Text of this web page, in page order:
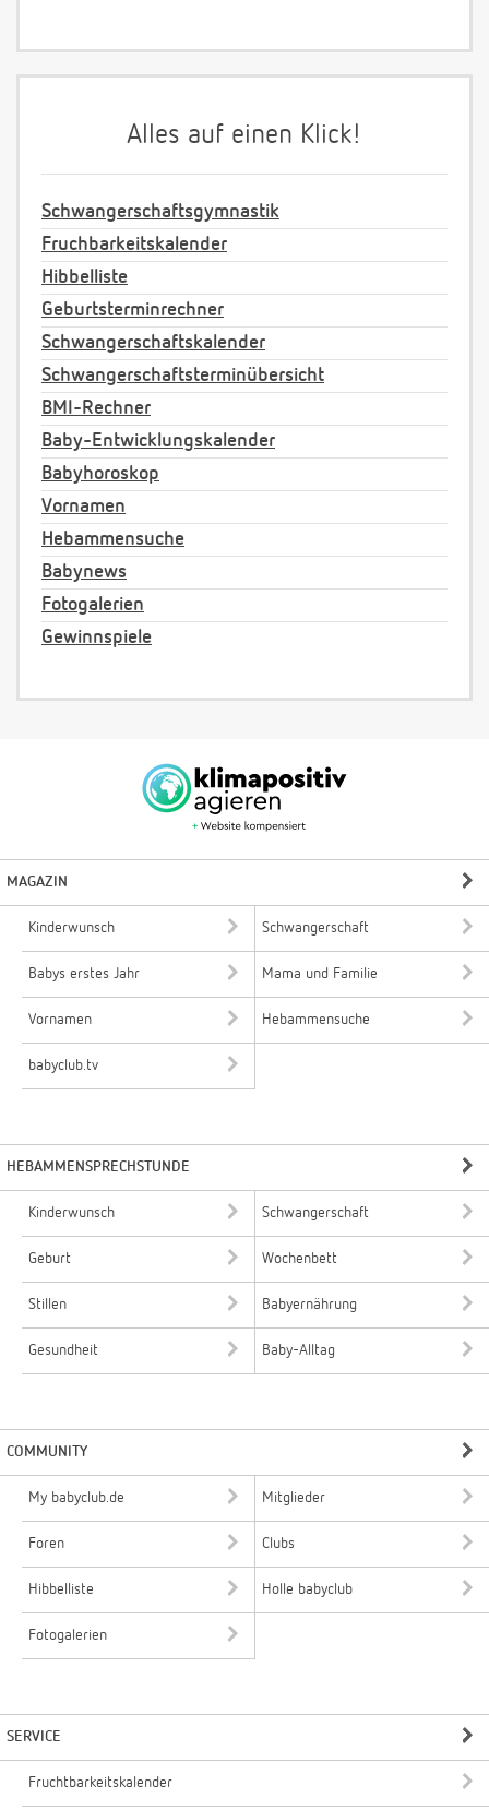
Alles auf einen Klick!
Schwangerschaftsgymnastik
Fruchbarkeitskalender
Hibbelliste
Geburtsterminrechner
Schwangerschaftskalender
Schwangerschaftsterminübersicht
BMI-Rechner
Baby-Entwicklungskalender
Babyhoroskop
Vornamen
Hebammensuche
Babynews
Fotogalerien
Gewinnspiele
MAGAZIN
Kinderwunsch Schwangerschaft
Babys erstes Jahr Mama und Familie
Vornamen Hebammensuche
babyclub.tv
HEBAMMENSPRECHSTUNDE
Kinderwunsch Schwangerschaft
Geburt Wochenbett
Stillen Babyernährung
Gesundheit Baby-Alltag
COMMUNITY
My babyclub.de Mitglieder
Foren Clubs
Hibbelliste Holle babyclub
Fotogalerien
SERVICE
Fruchtbarkeitskalender